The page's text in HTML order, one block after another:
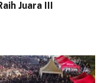
Juara III